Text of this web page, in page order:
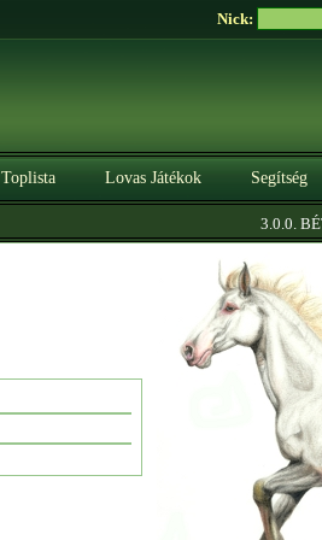
Nick:
Toplista Lovas Játékok Segítség
3.0.0. BÉTA